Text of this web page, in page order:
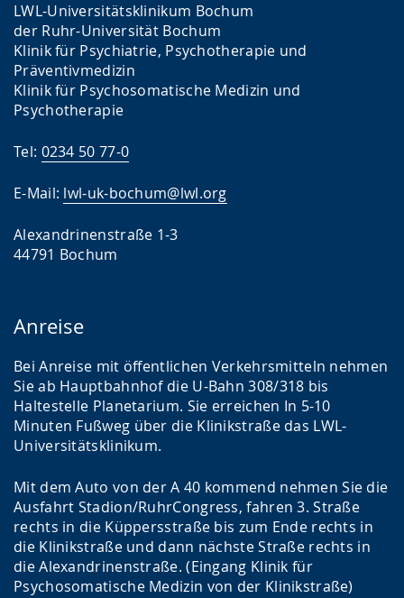
LWL-Universitätsklinikum Bochum
der Ruhr-Universität Bochum
Klinik für Psychiatrie, Psychotherapie und
Präventivmedizin
Klinik für Psychosomatische Medizin und
Psychotherapie
Tel: 0234 50 77-0
E-Mail: lwl-uk-bochum@lwl.org
Alexandrinenstraße 1-3
44791 Bochum
Anreise
Bei Anreise mit öffentlichen Verkehrsmitteln nehmen
Sie ab Hauptbahnhof die U-Bahn 308/318 bis
Haltestelle Planetarium. Sie erreichen In 5-10
Minuten Fußweg über die Klinikstraße das LWL-
Universitätsklinikum.
Mit dem Auto von der A 40 kommend nehmen Sie die
Ausfahrt Stadion/RuhrCongress, fahren 3. Straße
rechts in die Küppersstraße bis zum Ende rechts in
die Klinikstraße und dann nächste Straße rechts in
die Alexandrinenstraße. (Eingang Klinik für
Psychosomatische Medizin von der Klinikstraße)